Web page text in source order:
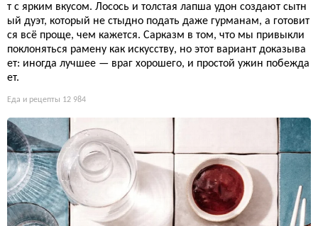
т с ярким вкусом. Лосось и толстая лапша удон создают сытн
ый дуэт, который не стыдно подать даже гурманам, а готовит
ся всё проще, чем кажется. Сарказм в том, что мы привыкли
поклоняться рамену как искусству, но этот вариант доказыва
ет: иногда лучшее — враг хорошего, и простой ужин побежда
ет.
Еда и рецепты 12 984